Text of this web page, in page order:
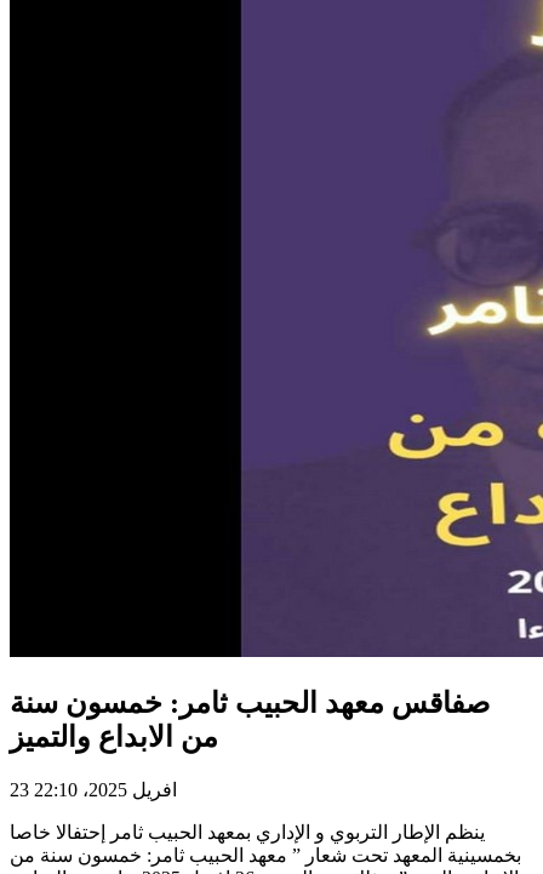
صفاقس معهد الحبيب ثامر: خمسون سنة
من الابداع والتميز
23 افريل 2025، 22:10
ينظم الإطار التربوي و الإداري بمعهد الحبيب ثامر إحتفالا خاصا
بخمسينية المعهد تحت شعار ” معهد الحبيب ثامر: خمسون سنة من